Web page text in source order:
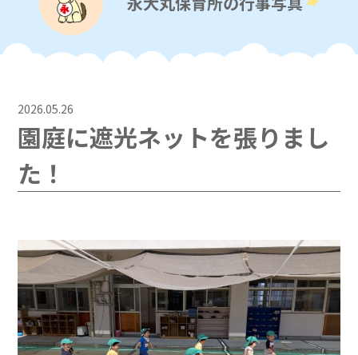
2026.05.26
園庭に遮光ネットを張りまし
た！